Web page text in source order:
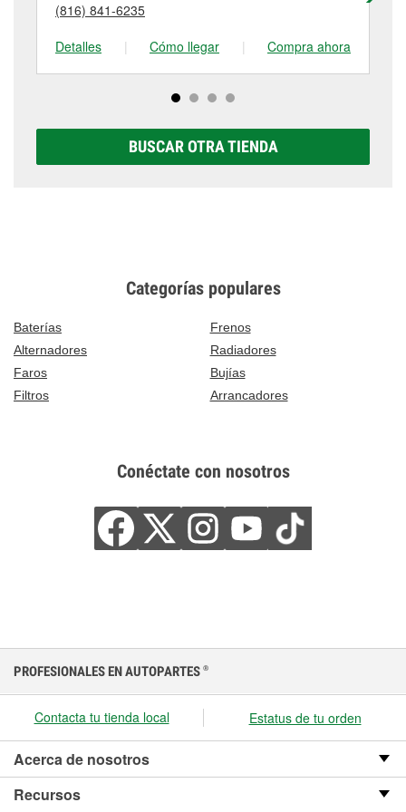
tienda #142 para obtener más información.
(816) 841-6235
Detalles
| Cómo llegar | Compra ahora
BUSCAR OTRA TIENDA
Categorías populares
Baterías
Frenos
Alternadores
Radiadores
Faros
Bujías
Filtros
Arrancadores
Conéctate con nosotros
PROFESIONALES EN AUTOPARTES ®
Contacta tu tienda local Estatus de tu orden
Acerca de nosotros
Recursos